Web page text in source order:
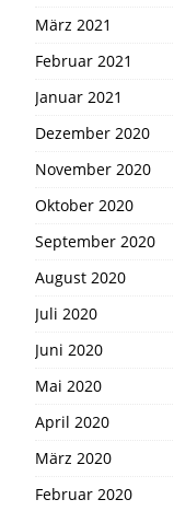
März 2021
Februar 2021
Januar 2021
Dezember 2020
November 2020
Oktober 2020
September 2020
August 2020
Juli 2020
Juni 2020
Mai 2020
April 2020
März 2020
Februar 2020